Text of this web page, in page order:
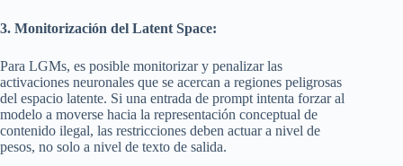
3. Monitorización del Latent Space:
Para LGMs, es posible monitorizar y penalizar las
activaciones neuronales que se acercan a regiones peligrosas
del espacio latente. Si una entrada de prompt intenta forzar al
modelo a moverse hacia la representación conceptual de
contenido ilegal, las restricciones deben actuar a nivel de
pesos, no solo a nivel de texto de salida.